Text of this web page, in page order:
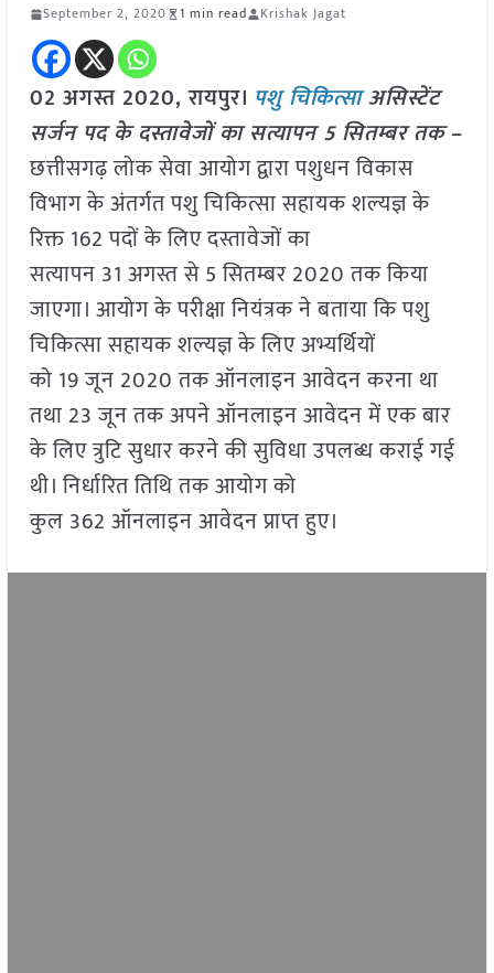
September 2, 2020 1 min read Krishak Jagat
02 अगस्त 2020, रायपुर। पशु चिकित्साअसिस्टेंट
सर्जन पद के दस्तावेजों का सत्यापन 5 सितम्बर तक–
छत्तीसगढ़ लोक सेवा आयोग द्वारा पशुधन विकास
विभाग के अंतर्गत पशु चिकित्सा सहायक शल्यज्ञ के
रिक्त 162 पदों के लिए दस्तावेजों का
सत्यापन 31 अगस्त से 5 सितम्बर 2020 तक किया
जाएगा। आयोग के परीक्षा नियंत्रक ने बताया कि पशु
चिकित्सा सहायक शल्यज्ञ के लिए अभ्यर्थियों
को 19 जून 2020 तक ऑनलाइन आवेदन करना था
तथा 23 जून तक अपने ऑनलाइन आवेदन में एक बार
के लिए त्रुटि सुधार करने की सुविधा उपलब्ध कराई गई
थी। निर्धारित तिथि तक आयोग को
कुल 362 ऑनलाइन आवेदन प्राप्त हुए।